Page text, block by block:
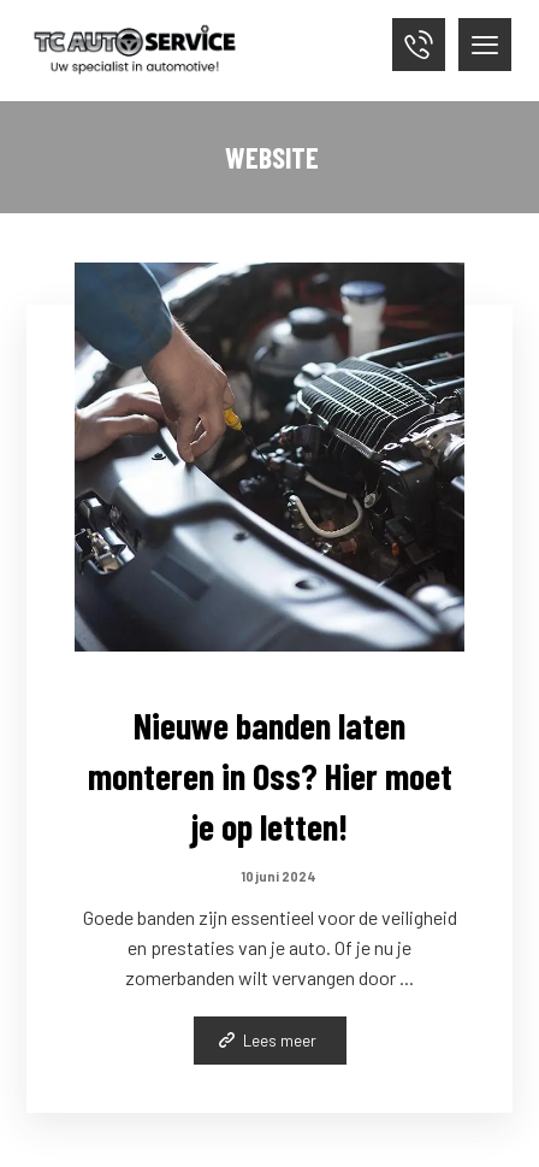
WEBSITE
Nieuwe banden laten
monteren in Oss? Hier moet
je op letten!
10 juni 2024
Goede banden zijn essentieel voor de veiligheid
en prestaties van je auto. Of je nu je
zomerbanden wilt vervangen door ...
Lees meer